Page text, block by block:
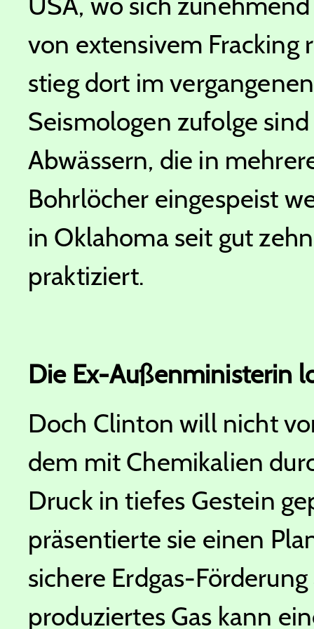
von extensivem Fracking
stieg dort im
Seismologen zufolge
Abwässern, die in
Bohrlöcher eingespeist
in Oklahoma seit gut
praktiziert.
Die Ex-Außenministerin
Doch Clinton will nicht
dem mit Chemikalien
Druck in tiefes Gestein
präsentierte sie einen
sichere Erdgas-
produziertes Gas kann